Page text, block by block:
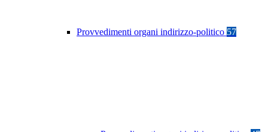
Provvedimenti organi indirizzo-politico 57